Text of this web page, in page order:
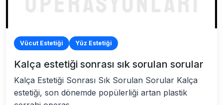
Vücut Estetiği Yüz Estetiği
Kalça estetiği sonrası sık sorulan sorular
Kalça Estetiği Sonrası Sık Sorulan Sorular Kalça
estetiği, son dönemde popülerliği artan plastik